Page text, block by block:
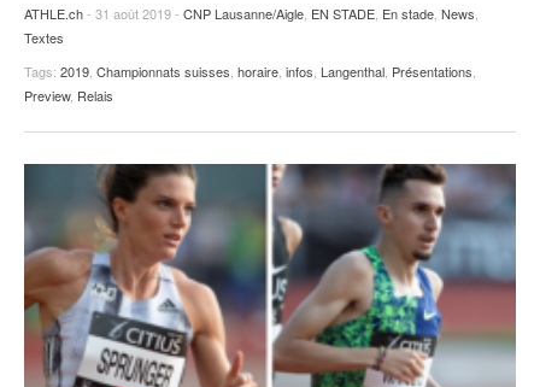
ATHLE.ch- 31 août 2019 - CNP Lausanne/Aigle EN STADE En stade News
Textes
Tags: 2019 Championnats suisses horaire infos Langenthal Présentations
Preview, Relais